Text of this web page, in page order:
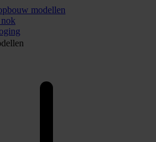
modellen